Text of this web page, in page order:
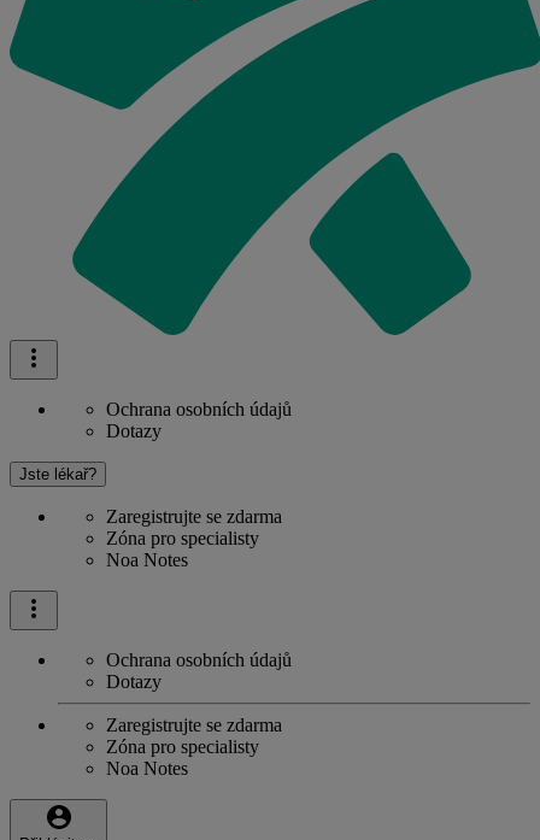
Ochrana osobních údajů
Dotazy
Jste lékař?
Zaregistrujte se zdarma
Zóna pro specialisty
Noa Notes
Ochrana osobních údajů
Dotazy
Zaregistrujte se zdarma
Zóna pro specialisty
Noa Notes